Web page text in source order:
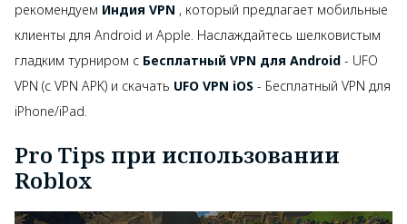
рекомендуем Индия VPN , который предлагает мобильные
клиенты для Android и Apple. Наслаждайтесь шелковистым
гладким турниром с Бесплатный VPN для Android - UFO
VPN (с VPN APK) и скачать UFO VPN iOS - Бесплатный VPN для
iPhone/iPad.
Pro Tips при использовании
Roblox